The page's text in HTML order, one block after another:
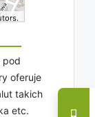
pod
oferuje
takich
etc.